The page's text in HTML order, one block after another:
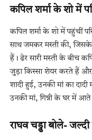
कपिल शर्मा के शो में
कपिल शर्मा के शो में पहुंचीं
साथ जमकर मस्ती की, जिसके
हैं। ढेर सारी मस्ती के बीच
जुड़ा किस्सा शेयर करते हैं और
शादी हुई, उनकी मां का
उनकी मां, गिन्नी के घर में आते
राघव चड्ढा बोले-